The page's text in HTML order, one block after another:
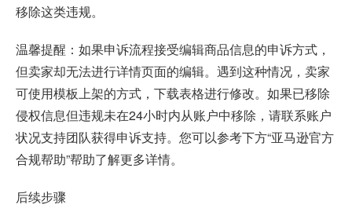
移除这类违规。
温馨提醒：如果申诉流程接受编辑商品信息的申诉方式，
但卖家却无法进行详情页面的编辑。遇到这种情况，卖家
可使用模板上架的方式，下载表格进行修改。如果已移除
侵权信息但违规未在24小时内从账户中移除，请联系账户
状况支持团队获得申诉支持。您可以参考下方“亚马逊官方
合规帮助”帮助了解更多详情。
后续步骤